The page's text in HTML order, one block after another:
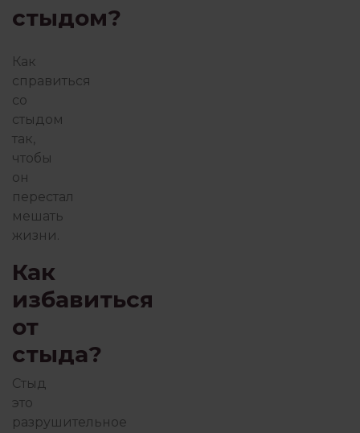
стыдом?
Как
справиться
со
стыдом
так,
чтобы
он
перестал
мешать
жизни.
Как
избавиться
от
стыда?
Стыд
это
разрушительное